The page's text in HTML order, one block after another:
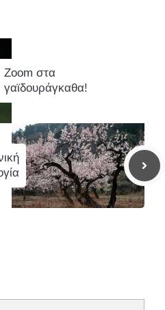
Zoom στα
γαϊδουράγκαθα!